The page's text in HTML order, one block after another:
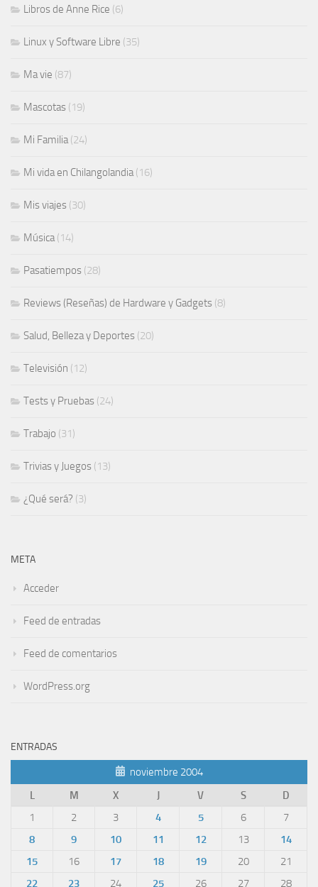
Libros de Anne Rice (6)
Linux y Software Libre (35)
Ma vie (87)
Mascotas (19)
Mi Familia(24)
Mi vida en Chilangolandia(16)
Mis viajes (30)
Música(14)
Pasatiempos (28)
Reviews (Reseñas) de Hardware y Gadgets (8)
Salud, Belleza y Deportes (20)
Televisión (12)
Tests y Pruebas (24)
Trabajo (31)
Trivias y Juegos (13)
¿Qué será? (3)
META
Acceder
Feed de entradas
Feed de comentarios
WordPress.org
ENTRADAS
noviembre 2004
L
M X J V S
D
1
2 3 4 5 6
7
8
9 10 11 12 13
14
15
16 17 18 19 20
21
22
23 24 25 26 27 28